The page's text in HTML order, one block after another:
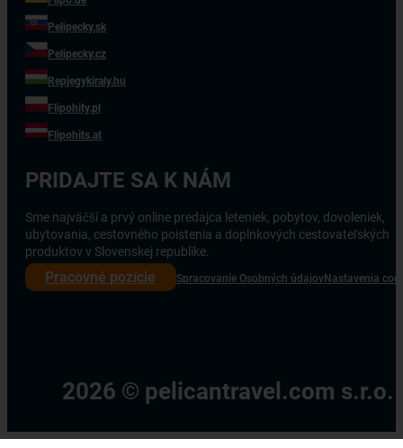
Pelipecky.sk
Pelipecky.cz
Repjegykiraly.hu
Flipohity.pl
Flipohits.at
PRIDAJTE SA K NÁM
Sme najväčší a prvý online predajca leteniek, pobytov, dovoleniek,
ubytovania, cestovného poistenia a doplnkových cestovateľských
produktov v Slovenskej republike.
Pracovné pozície Spracovanie Osobných údajovNastavenia
2026 © pelicantravel.com s.r.o.